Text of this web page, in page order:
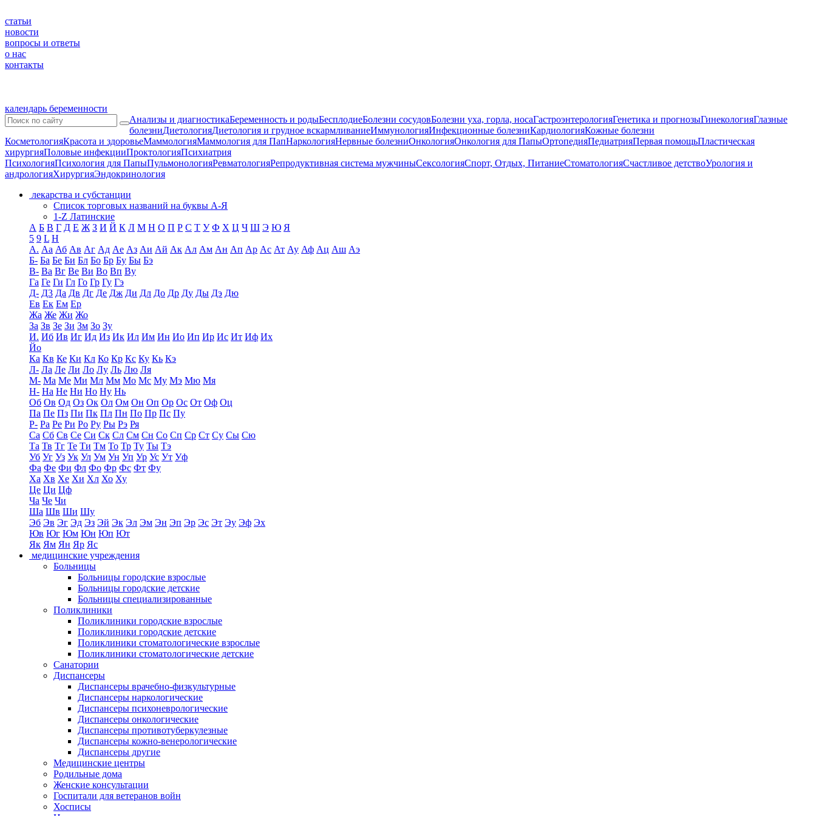
статьи
новости
вопросы и ответы
о нас
контакты
календарь беременности
Анализы и диагностикаБеременность и родыБесплодиеБолезни сосудовБолезни уха, горла, носаГастроэнтерологияГенетика и прогнозыГинекологияГлазные
болезниДиетологияДиетология и грудное вскармливаниеИммунологияИнфекционные болезниКардиологияКожные болезни
КосметологияКрасота и здоровьеМаммологияМаммология для ПапНаркологияНервные болезниОнкологияОнкология для ПапыОртопедияПедиатрияПервая помощьПластическая
хирургияПоловые инфекцииПроктологияПсихиатрия
ПсихологияПсихология для ПапыПульмонологияРевматологияРепродуктивная система мужчиныСексологияСпорт, Отдых, ПитаниеСтоматологияСчастливое детствоУрология и
андрологияХирургияЭндокринология
лекарства и субстанции
Список торговых названий на буквы А-Я
1-Z Латинские
А Б В Г Д Е Ж З И Й К Л М Н О П Р С Т У Ф Х Ц Ч Ш Э Ю Я
5 9 L H
А. Аа Аб Ав Аг Ад Ае Аз Аи Ай Ак Ал Ам Ан Ап Ар Ас Ат Ау Аф Ац Аш Аэ
Б- Ба Бе Би Бл Бо Бр Бу Бы Бэ
В- Ва Вг Ве Ви Во Вп Ву
Га Ге Ги Гл Го Гр Гу Гэ
Д- Д3 Да Дв Дг Де Дж Ди Дл До Др Ду Ды Дэ Дю
Ев Ек Ем Ер
Жа Же Жи Жо
За Зв Зе Зи Зм Зо Зу
И. Иб Ив Иг Ид Из Ик Ил Им Ин Ио Ип Ир Ис Ит Иф Их
Йо
Ка Кв Ке Ки Кл Ко Кр Кс Ку Кь Кэ
Л- Ла Ле Ли Ло Лу Ль Лю Ля
М- Ма Ме Ми Мл Мм Мо Мс Му Мэ Мю Мя
Н- На Не Ни Но Ну Нь
Об Ов Од Оз Ок Ол Ом Он Оп Ор Ос От Оф Оц
Па Пе Пз Пи Пк Пл Пн По Пр Пс Пу
Р- Ра Ре Ри Ро Ру Ры Рэ Ря
Са Сб Св Се Си Ск Сл См Сн Со Сп Ср Ст Су Сы Сю
Та Тв Тг Те Ти Тм То Тр Ту Ты Тэ
Уб Уг Уз Ук Ул Ум Ун Уп Ур Ус Ут Уф
Фа Фе Фи Фл Фо Фр Фс Фт Фу
Ха Хв Хе Хи Хл Хо Ху
Це Ци Цф
Ча Че Чи
Ша Шв Ши Шу
Эб Эв Эг Эд Эз Эй Эк Эл Эм Эн Эп Эр Эс Эт Эу Эф Эх
Юв Юг Юм Юн Юп Ют
Як Ям Ян Яр Яс
медицинские учреждения
Больницы
Больницы городские взрослые
Больницы городские детские
Больницы специализированные
Поликлиники
Поликлиники городские взрослые
Поликлиники городские детские
Поликлиники стоматологические взрослые
Поликлиники стоматологические детские
Санатории
Диспансеры
Диспансеры врачебно-физкультурные
Диспансеры наркологические
Диспансеры психоневрологические
Диспансеры онкологические
Диспансеры противотуберкулезные
Диспансеры кожно-венерологические
Диспансеры другие
Медицинские центры
Родильные дома
Женские консультации
Госпитали для ветеранов войн
Хосписы